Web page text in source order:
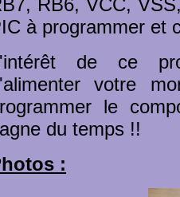
RB6, VCC,
à programmer et
de ce
votre
le
du temps !!
: